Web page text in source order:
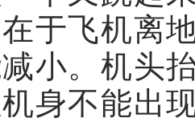
于飞机离
小。机头
身不能出